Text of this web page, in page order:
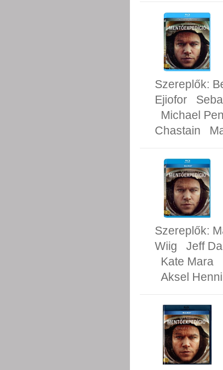
Szereplők:
Ejiofor
Michael
Chastain
Szereplők:
Wiig
Jeff
Kate Mara
Aksel